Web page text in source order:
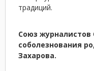
традиций.
Союз
соболезнования
Захарова.